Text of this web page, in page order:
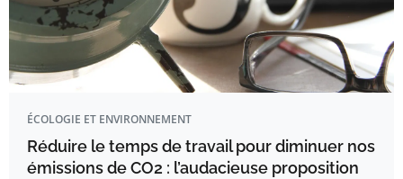
ÉCOLOGIE ET ENVIRONNEMENT
Réduire le temps de travail pour diminuer nos
émissions de CO2 : l’audacieuse proposition